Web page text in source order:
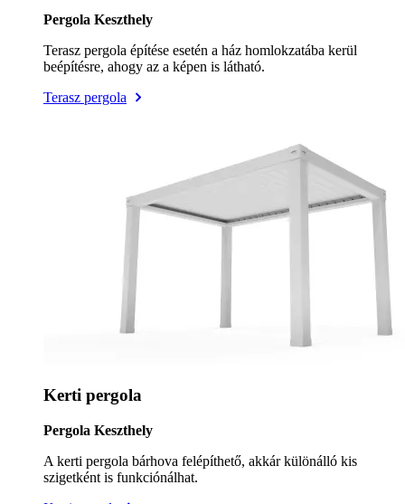
Pergola Keszthely
Terasz pergola építése esetén a ház homlokzatába kerül
beépítésre, ahogy az a képen is látható.
Terasz pergola
Kerti pergola
Pergola Keszthely
A kerti pergola bárhova felépíthető, akkár különálló kis
szigetként is funkciónálhat.